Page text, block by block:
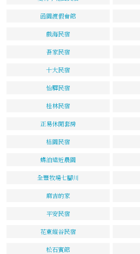
函園渡假會館
戲海民宿
吾家民宿
十大民宿
怡驛民宿
桂林民宿
正易休閒套房
桔園民宿
蝶泊遠近農園
全豐牧場七腳川
麻吉的家
平安民宿
花東縱谷民宿
松石賓館